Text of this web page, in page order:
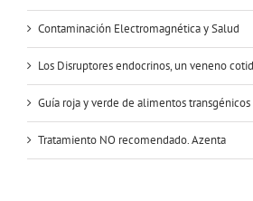
Contaminación Electromagnética y Salud
Los Disruptores endocrinos, un veneno
Guía roja y verde de alimentos transgénicos
Tratamiento NO recomendado. Azenta